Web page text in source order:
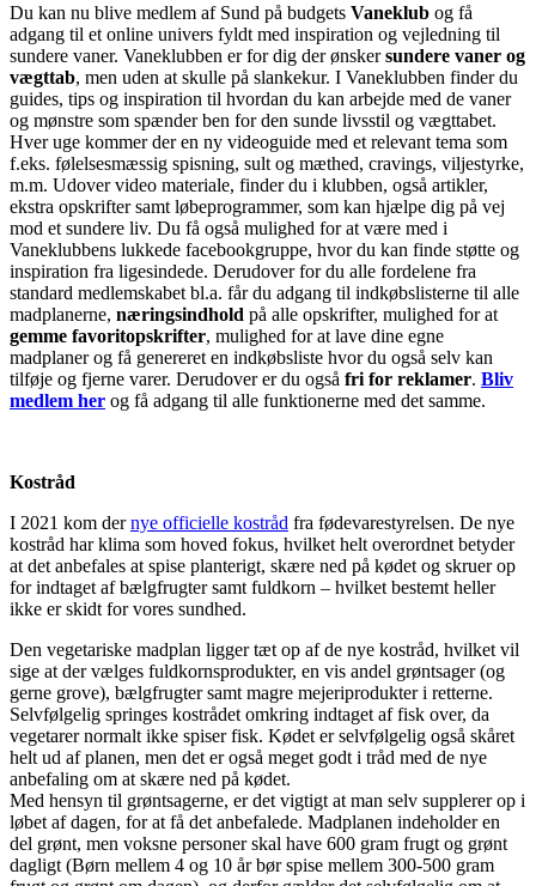
Du kan nu blive medlem af Sund på budgets Vaneklub og få
adgang til et online univers fyldt med inspiration og vejledning til
sundere vaner. Vaneklubben er for dig der ønskersundere vaner og
vægttab, men uden at skulle på slankekur. I Vaneklubben finder du
guides, tips og inspiration til hvordan du kan arbejde med de vaner
og mønstre som spænder ben for den sunde livsstil og vægttabet.
Hver uge kommer der en ny videoguide med et relevant tema som
f.eks. følelsesmæssig spisning, sult og mæthed, cravings, viljestyrke,
m.m. Udover video materiale, finder du i klubben, også artikler,
ekstra opskrifter samt løbeprogrammer, som kan hjælpe dig på vej
mod et sundere liv. Du få også mulighed for at være med i
Vaneklubbens lukkede facebookgruppe, hvor du kan finde støtte og
inspiration fra ligesindede. Derudover for du alle fordelene fra
standard medlemskabet bl.a. får du adgang til indkøbslisterne til alle
madplanerne, næringsindhold på alle opskrifter, mulighed for at
gemme favoritopskrifter, mulighed for at lave dine egne
madplaner og få genereret en indkøbsliste hvor du også selv kan
tilføje og fjerne varer. Derudover er du også fri for reklamer. Bliv
medlem her og få adgang til alle funktionerne med det samme.
Kostråd
I 2021 kom dernye officielle kostråd fra fødevarestyrelsen. De nye
kostråd har klima som hoved fokus, hvilket helt overordnet betyder
at det anbefales at spise planterigt, skære ned på kødet og skruer op
for indtaget af bælgfrugter samt fuldkorn – hvilket bestemt heller
ikke er skidt for vores sundhed.
Den vegetariske madplan ligger tæt op af de nye kostråd, hvilket vil
sige at der vælges fuldkornsprodukter, en vis andel grøntsager (og
gerne grove), bælgfrugter samt magre mejeriprodukter i retterne.
Selvfølgelig springes kostrådet omkring indtaget af fisk over, da
vegetarer normalt ikke spiser fisk. Kødet er selvfølgelig også skåret
helt ud af planen, men det er også meget godt i tråd med de nye
anbefaling om at skære ned på kødet.
Med hensyn til grøntsagerne, er det vigtigt at man selv supplerer op i
løbet af dagen, for at få det anbefalede. Madplanen indeholder en
del grønt, men voksne personer skal have 600 gram frugt og grønt
dagligt (Børn mellem 4 og 10 år bør spise mellem 300-500 gram